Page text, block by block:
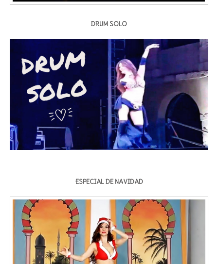
DRUM SOLO
ESPECIAL DE NAVIDAD